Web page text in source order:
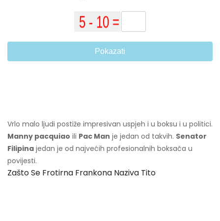
Pokazati
Vrlo malo ljudi postiže impresivan uspjeh i u boksu i u politici.
Manny pacquiao ili Pac Man je jedan od takvih. Senator
Filipina jedan je od najvećih profesionalnih boksača u
povijesti.
Zašto Se Frotirna Frankona Naziva Tito